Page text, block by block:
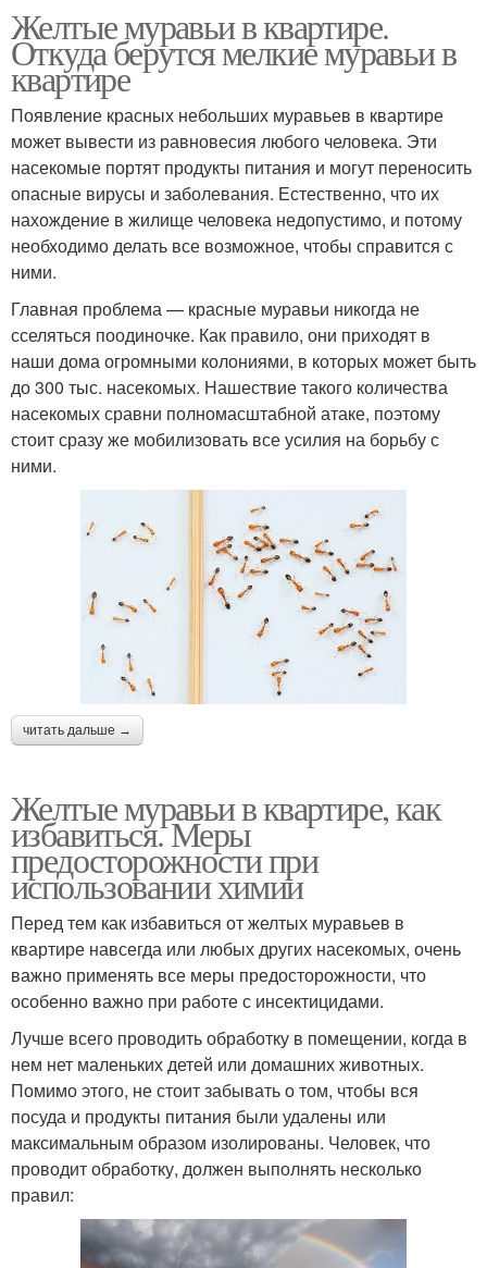
Желтые муравьи в квартире.
Откуда берутся мелкие муравьи в
квартире
Появление красных небольших муравьев в квартире
может вывести из равновесия любого человека. Эти
насекомые портят продукты питания и могут переносить
опасные вирусы и заболевания. Естественно, что их
нахождение в жилище человека недопустимо, и потому
необходимо делать все возможное, чтобы справится с
ними.
Главная проблема — красные муравьи никогда не
сселяться поодиночке. Как правило, они приходят в
наши дома огромными колониями, в которых может быть
до 300 тыс. насекомых. Нашествие такого количества
насекомых сравни полномасштабной атаке, поэтому
стоит сразу же мобилизовать все усилия на борьбу с
ними.
читать дальше →
Желтые муравьи в квартире, как
избавиться. Меры
предосторожности при
использовании химии
Перед тем как избавиться от желтых муравьев в
квартире навсегда или любых других насекомых, очень
важно применять все меры предосторожности, что
особенно важно при работе с инсектицидами.
Лучше всего проводить обработку в помещении, когда в
нем нет маленьких детей или домашних животных.
Помимо этого, не стоит забывать о том, чтобы вся
посуда и продукты питания были удалены или
максимальным образом изолированы. Человек, что
проводит обработку, должен выполнять несколько
правил: